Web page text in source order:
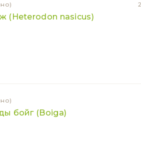
(Heterodon nasicus)
бойг (Boiga)